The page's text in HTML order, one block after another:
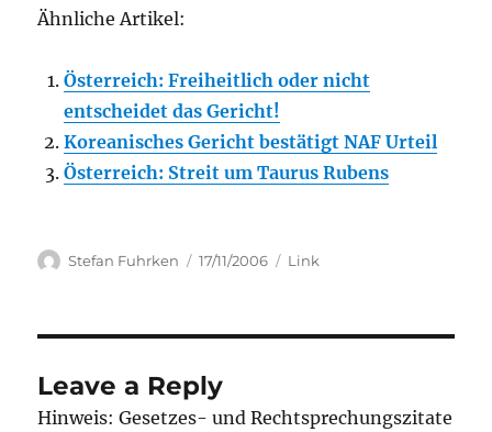
Ähnliche Artikel:
Österreich: Freiheitlich oder nicht
entscheidet das Gericht!
Koreanisches Gericht bestätigt NAF Urteil
Österreich: Streit um Taurus Rubens
Author
Stefan Fuhrken
Posted
17/11/2006 Categories
Link
Leave a Reply
Hinweis: Gesetzes- und Rechtsprechungszitate